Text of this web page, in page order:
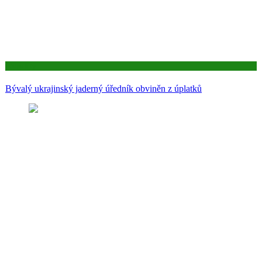
Bývalý ukrajinský jaderný úředník obviněn z úplatků